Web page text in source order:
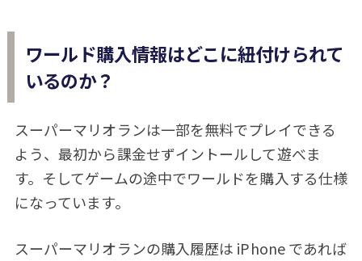
ワールド購入情報はどこに紐付けられて
いるのか？
スーパーマリオランは一部を無料でプレイできる
よう、最初から課金せずイントールして遊べま
す。そしてゲームの途中でワールドを購入する仕様
になっています。
スーパーマリオランの購入履歴は iPhone であれば